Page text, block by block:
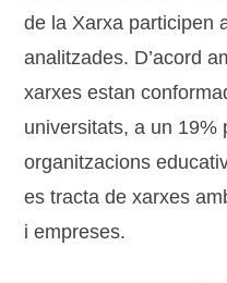
de la Xarxa participen
analitzades. D’acord
xarxes estan
universitats, a un 19%
organitzacions
es tracta de xarxes
i empreses.